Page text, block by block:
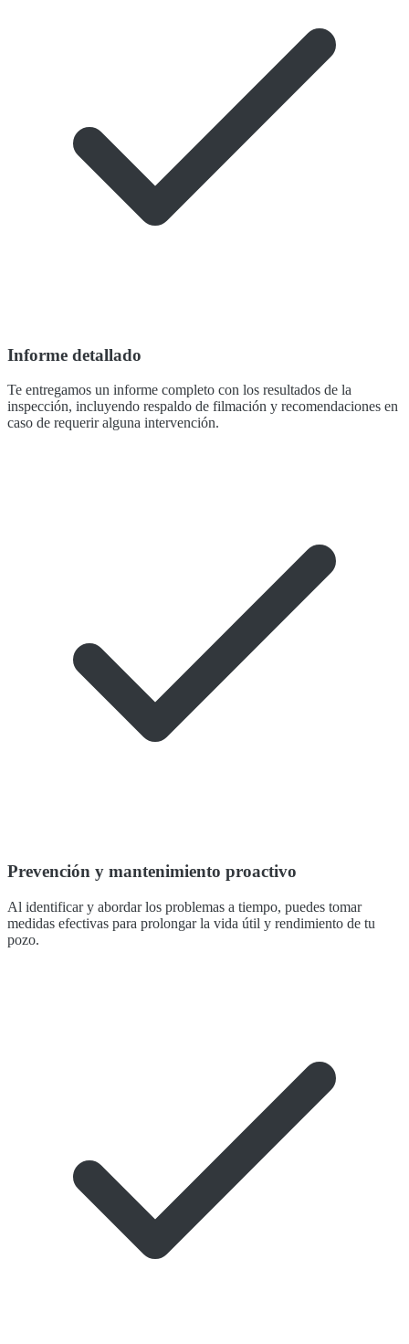
Informe detallado
Te entregamos un informe completo con los resultados de la
inspección, incluyendo respaldo de filmación y recomendaciones en
caso de requerir alguna intervención.
Prevención y mantenimiento proactivo
Al identificar y abordar los problemas a tiempo, puedes tomar
medidas efectivas para prolongar la vida útil y rendimiento de tu
pozo.